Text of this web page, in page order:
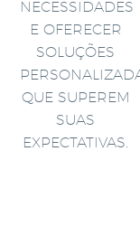
NECESSIDADES
E OFERECER
SOLUÇÕES
QUE SUPEREM
SUAS
EXPECTATIVAS.